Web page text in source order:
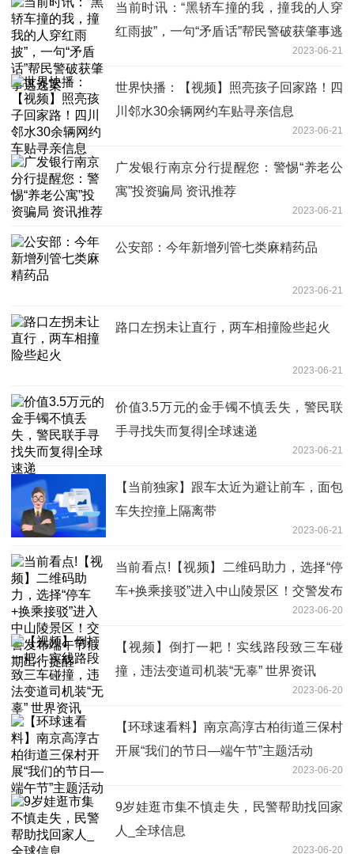
当前时讯：“黑轿车撞的我，撞我的人穿
红雨披”，一句“矛盾话”帮民警破获肇事逃
2023-06-21
世界快播：【视频】照亮孩子回家路！四
川邻水30余辆网约车贴寻亲信息
2023-06-21
广发银行南京分行提醒您：警惕“养老公
寓”投资骗局 资讯推荐
2023-06-21
公安部：今年新增列管七类麻精药品
2023-06-21
路口左拐未让直行，两车相撞险些起火
2023-06-21
价值3.5万元的金手镯不慎丢失，警民联
手寻找失而复得|全球速递
2023-06-21
【当前独家】跟车太近为避让前车，面包
车失控撞上隔离带
2023-06-21
当前看点!【视频】二维码助力，选择“停
车+换乘接驳”进入中山陵景区！交警发布
2023-06-20
【视频】倒打一耙！实线路段致三车碰
撞，违法变道司机装“无辜” 世界资讯
2023-06-20
【环球速看料】南京高淳古柏街道三保村
开展“我们的节日—端午节”主题活动
2023-06-20
9岁娃逛市集不慎走失，民警帮助找回家
人_全球信息
2023-06-20